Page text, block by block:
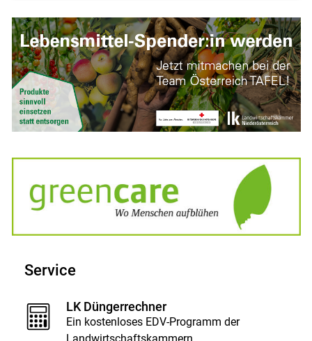
Service
LK Düngerrechner
Ein kostenloses EDV-Programm der